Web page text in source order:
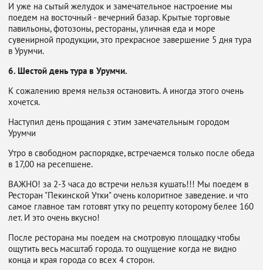
И уже на сытый желудок и замечательное настроение мы
поедем на восточный - вечерний базар. Крытые торговые
павильоны, фотозоны, рестораны, уличная еда и море
сувенирной продукции, это прекрасное завершение 5 дня тура
в Урумчи.
6. Шестой день тура в Урумчи.
К сожалению время нельзя остановить. А иногда этого очень
хочется.
Наступил день прощания с этим замечательным городом
Урумчи
Утро в свободном распорядке, встречаемся только после обеда
в 17,00 на ресепшене.
ВАЖНО! за 2-3 часа до встречи нельзя кушать!!! Мы поедем в
Ресторан "Пекинской Утки" очень колоритное заведение. и что
самое главное там готовят утку по рецепту которому белее 160
лет. И это очень вкусно!
После ресторана мы поедем на смотровую площадку чтобы
ощутить весь масштаб города. то ощущение когда не видно
конца и края города со всех 4 сторон.